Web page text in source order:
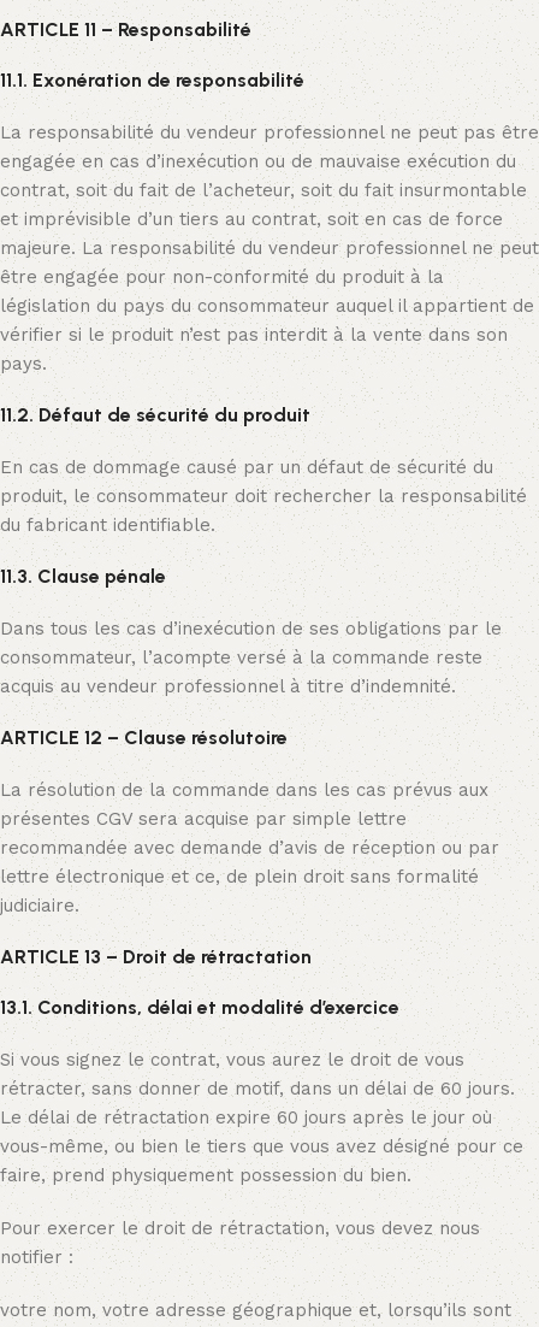
ARTICLE 11 – Responsabilité
11.1. Exonération de responsabilité
La responsabilité du vendeur professionnel ne peut pas être
engagée en cas d’inexécution ou de mauvaise exécution du
contrat, soit du fait de l’acheteur, soit du fait insurmontable
et imprévisible d’un tiers au contrat, soit en cas de force
majeure. La responsabilité du vendeur professionnel ne peut
être engagée pour non-conformité du produit à la
législation du pays du consommateur auquel il appartient de
vérifier si le produit n’est pas interdit à la vente dans son
pays.
11.2. Défaut de sécurité du produit
En cas de dommage causé par un défaut de sécurité du
produit, le consommateur doit rechercher la responsabilité
du fabricant identifiable.
11.3. Clause pénale
Dans tous les cas d’inexécution de ses obligations par le
consommateur, l’acompte versé à la commande reste
acquis au vendeur professionnel à titre d’indemnité.
ARTICLE 12 – Clause résolutoire
La résolution de la commande dans les cas prévus aux
présentes CGV sera acquise par simple lettre
recommandée avec demande d’avis de réception ou par
lettre électronique et ce, de plein droit sans formalité
judiciaire.
ARTICLE 13 – Droit de rétractation
13.1. Conditions, délai et modalité d’exercice
Si vous signez le contrat, vous aurez le droit de vous
rétracter, sans donner de motif, dans un délai de 60 jours.
Le délai de rétractation expire 60 jours après le jour où
vous-même, ou bien le tiers que vous avez désigné pour ce
faire, prend physiquement possession du bien.
Pour exercer le droit de rétractation, vous devez nous
notifier :
votre nom, votre adresse géographique et, lorsqu’ils sont